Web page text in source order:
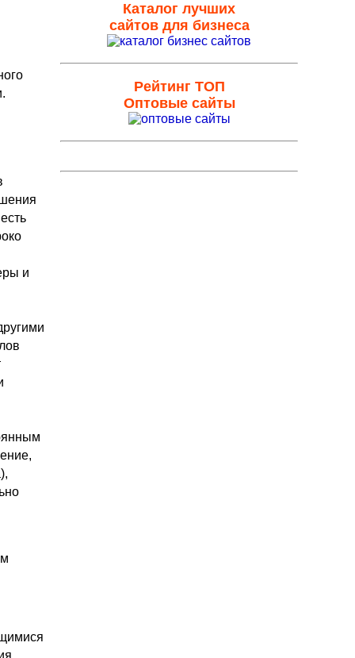
и
Каталог лучших
сайтов для бизнеса
Рейтинг ТОП
Оптовые сайты